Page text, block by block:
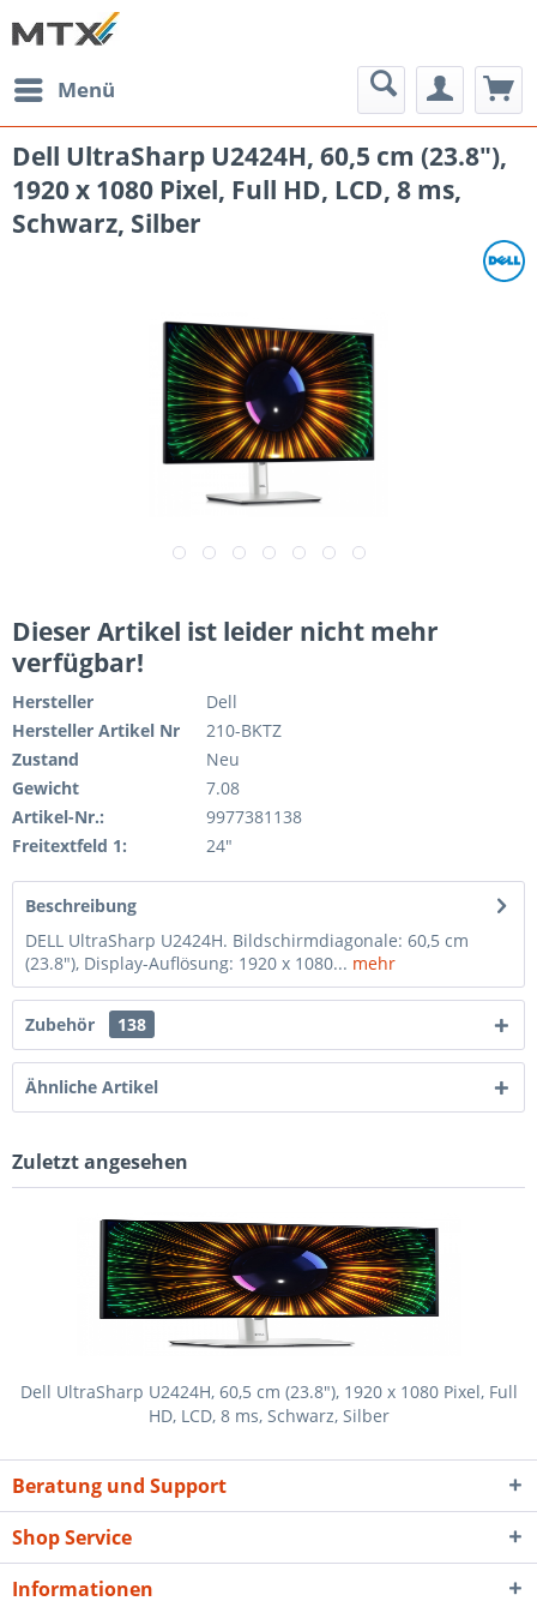
Menü
Dell UltraSharp U2424H, 60,5 cm (23.8"),
1920 x 1080 Pixel, Full HD, LCD, 8 ms,
Schwarz, Silber
Dieser Artikel ist leider nicht mehr
verfügbar!
Hersteller
Dell
Hersteller Artikel Nr
210-BKTZ
Zustand
Neu
Gewicht
7.08
Artikel-Nr.:
9977381138
Freitextfeld 1:
24"
Beschreibung
DELL UltraSharp U2424H. Bildschirmdiagonale: 60,5 cm
(23.8"), Display-Auflösung: 1920 x 1080... mehr
Zubehör 138
Ähnliche Artikel
Zuletzt angesehen
Dell UltraSharp U2424H, 60,5 cm (23.8"), 1920 x 1080 Pixel, Full
HD, LCD, 8 ms, Schwarz, Silber
Beratung und Support
Shop Service
Informationen